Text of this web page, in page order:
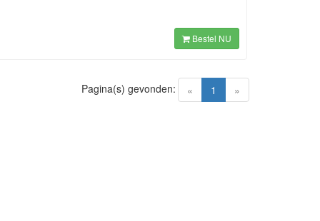
Bestel NU
« 1 (current)
»
Pagina(s) gevonden: